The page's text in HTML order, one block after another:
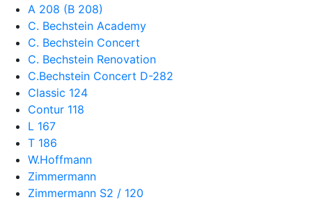
A 208 (B 208)
C. Bechstein Academy
C. Bechstein Concert
C. Bechstein Renovation
C.Bechstein Concert D-282
Classic 124
Contur 118
L 167
T 186
W.Hoffmann
Zimmermann
Zimmermann S2 / 120